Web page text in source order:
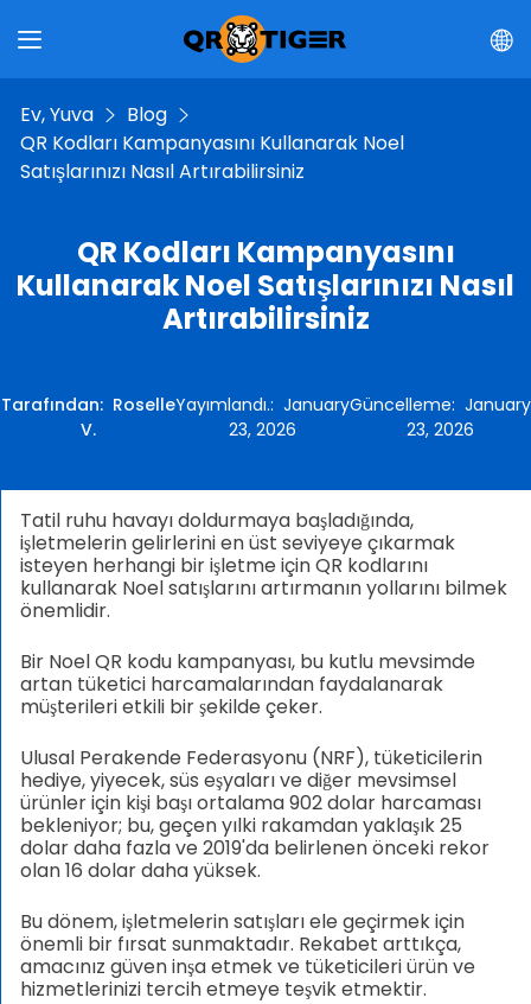
Ev, Yuva
Blog
QR Kodları Kampanyasını Kullanarak Noel
Satışlarınızı Nasıl Artırabilirsiniz
QR Kodları Kampanyasını
Kullanarak Noel Satışlarınızı Nasıl
Artırabilirsiniz
Tarafından: Roselle
V.
Yayımlandı.: January
23, 2026
Güncelleme: January
23, 2026
Tatil ruhu havayı doldurmaya başladığında,
işletmelerin gelirlerini en üst seviyeye çıkarmak
isteyen herhangi bir işletme için QR kodlarını
kullanarak Noel satışlarını artırmanın yollarını bilmek
önemlidir.
Bir Noel QR kodu kampanyası, bu kutlu mevsimde
artan tüketici harcamalarından faydalanarak
müşterileri etkili bir şekilde çeker.
Ulusal Perakende Federasyonu (NRF), tüketicilerin
hediye, yiyecek, süs eşyaları ve diğer mevsimsel
ürünler için kişi başı ortalama 902 dolar harcaması
bekleniyor; bu, geçen yılki rakamdan yaklaşık 25
dolar daha fazla ve 2019'da belirlenen önceki rekor
olan 16 dolar daha yüksek.
Bu dönem, işletmelerin satışları ele geçirmek için
önemli bir fırsat sunmaktadır. Rekabet arttıkça,
amacınız güven inşa etmek ve tüketicileri ürün ve
hizmetlerinizi tercih etmeye teşvik etmektir.